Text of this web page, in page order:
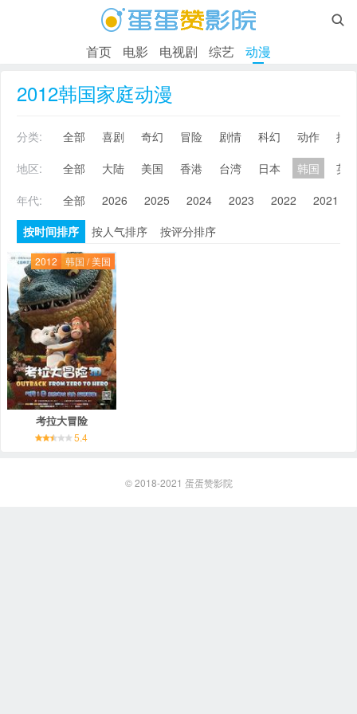

首页 电影 电视剧 综艺 动漫
2012韩国家庭动漫
分类: 全部 喜剧 奇幻 冒险 剧情 科幻 动作
搞
地区:
全部 大陆 美国 香港 台湾 日本 韩国
英
年代:
全部 2026 2025 2024 2023 2022 2021
按时间排序
按人气排序 按评分排序
2012 韩国 / 美国
考拉大冒险
5.4
© 2018-2021 蛋蛋赞影院